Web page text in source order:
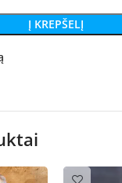
Į KREPŠELĮ